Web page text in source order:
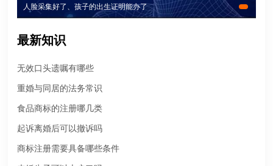
人脸采集好了、孩子的出生证明能办了
最新知识
无效口头遗嘱有哪些
重婚与同居的法务常识
食品商标的注册哪几类
起诉离婚后可以撤诉吗
商标注册需要具备哪些条件